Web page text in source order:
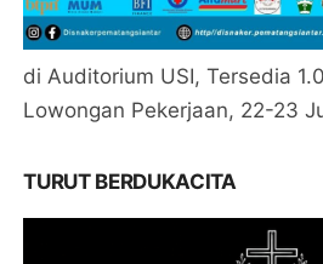
di Auditorium USI, Tersedia
Lowongan Pekerjaan, 22-23
TURUT BERDUKACITA